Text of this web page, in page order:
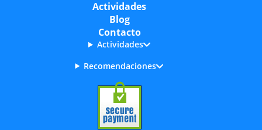
Actividades
Blog
Contacto
Actividades
Recomendaciones